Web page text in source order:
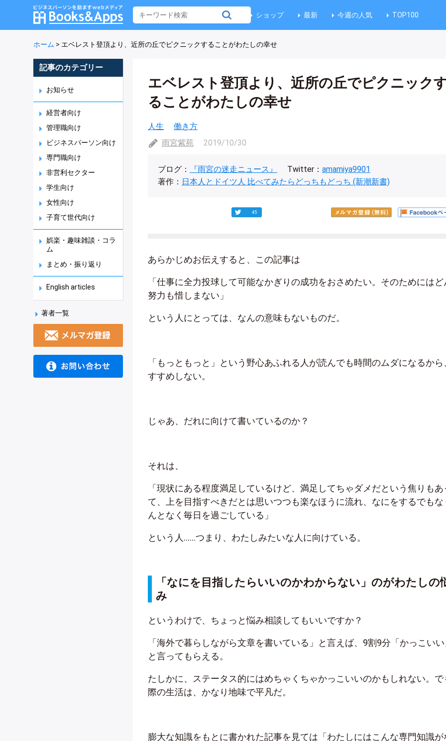
ショップ 最新 今週の人気 TOP100
ホーム > エベレスト登頂より、近所の丘でピクニックすることがわたしの幸せ
記事のカテゴリー
お知らせ
経営者向け
管理職向け
ビジネスパーソン向け
専門職向け
非営利セクター
学生向け
女性向け
子育て世代向け
娯楽・趣味雑談・コラ
ム
まとめ・振り返り
English articles
著者一覧
エベレスト登頂より、近所の丘でピクニック
ることがわたしの幸せ
人生
働き方
雨宮紫苑
2019/10/30
ブログ： 『雨宮の迷走ニュース』 Twitter： amamiya9901
著作： 日本人とドイツ人 比べてみたらどっちもどっち (新潮新書)
45
あらかじめお伝えすると、この記事は
「仕事に全力投球して可能なかぎりの成功をおさめたい。そのためにはど
努力も惜しまない」
という人にとっては、なんの意味もないものだ。
「もっともっと」という野心あふれる人が読んでも時間のムダになるから
すすめしない。
じゃあ、だれに向けて書いているのか？
それは、
「現状にある程度満足しているけど、満足してちゃダメだという焦りもあ
て、上を目指すべきだとは思いつつも楽なほうに流れ、なにをするでもな
んとなく毎日を過ごしている」
という人……つまり、わたしみたいな人に向けている。
「なにを目指したらいいのかわからない」のがわたしの
み
というわけで、ちょっと悩み相談してもいいですか？
「海外で暮らしながら文章を書いている」と言えば、9割9分「かっこいい
と言ってもらえる。
たしかに、ステータス的にはめちゃくちゃかっこいいのかもしれない。で
際の生活は、かなり地味で平凡だ。
膨大な知識をもとに書かれた記事を見ては「わたしにはこんな専門知識が